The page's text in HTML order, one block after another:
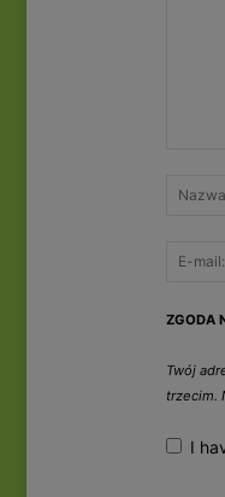
ZGODA
Twój
trzecim.
I